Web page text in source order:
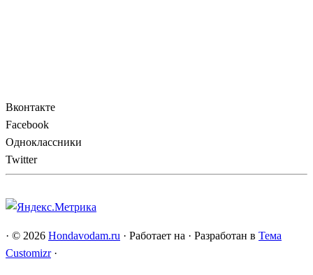
Вконтакте
Facebook
Одноклассники
Twitter
· © 2026 Hondavodam.ru · Работает на · Разработан в Тема
Customizr ·